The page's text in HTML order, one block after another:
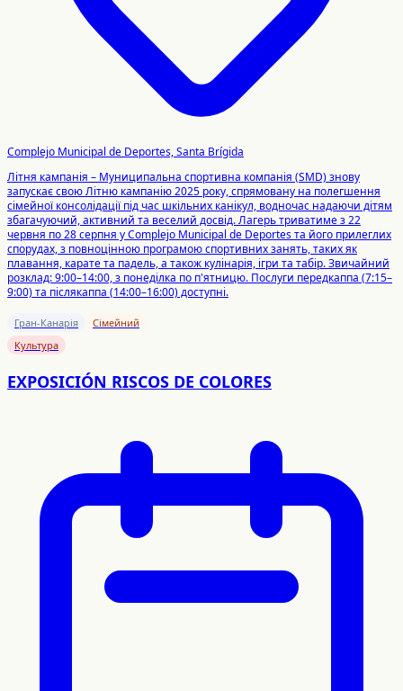
Complejo Municipal de Deportes, Santa Brígida
Літня кампанія – Муниципальна спортивна компанія (SMD) знову
запускає свою Літню кампанію 2025 року, спрямовану на полегшення
сімейної консолідації під час шкільних канікул, водночас надаючи дітям
збагачуючий, активний та веселий досвід. Лагерь триватиме з 22
червня по 28 серпня у Complejo Municipal de Deportes та його прилеглих
спорудах, з повноцінною програмою спортивних занять, таких як
плавання, карате та падель, а також кулінарія, ігри та табір. Звичайний
розклад: 9:00–14:00, з понеділка по п'ятницю. Послуги передкаппа (7:15–
9:00) та післякаппа (14:00–16:00) доступні.
Гран-Канарія
Сімейний
Культура
EXPOSICIÓN RISCOS DE COLORES